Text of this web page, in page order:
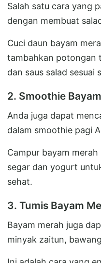
Salah satu cara yang
dengan membuat
Cuci daun bayam
tambahkan potongan
dan saus salad sesuai
2. Smoothie
Anda juga dapat
dalam smoothie pagi
Campur bayam
segar dan yogurt
sehat.
3. Tumis Bayam
Bayam merah juga
minyak zaitun,